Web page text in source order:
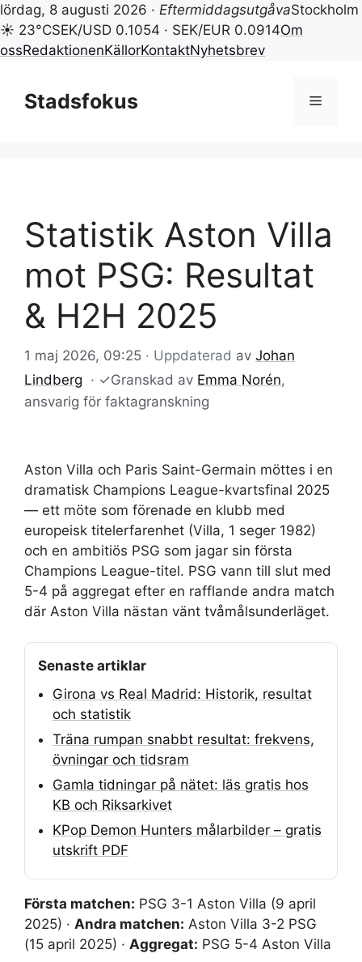
lördag, 8 augusti 2026 · EftermiddagsutgåvaStockholm
☀ 23°CSEK/USD 0.1054 · SEK/EUR 0.0914Om
ossRedaktionenKällorKontaktNyhetsbrev
innehållStadsfokus Meny
Statistik Aston Villa
mot PSG: Resultat
& H2H 2025
1 maj 2026, 09:25 · Uppdaterad av Johan
Lindberg · ✓Granskad av Emma Norén,
ansvarig för faktagranskning
Aston Villa och Paris Saint-Germain möttes i en
dramatisk Champions League-kvartsfinal 2025
— ett möte som förenade en klubb med
europeisk titelerfarenhet (Villa, 1 seger 1982)
och en ambitiös PSG som jagar sin första
Champions League-titel. PSG vann till slut med
5-4 på aggregat efter en rafflande andra match
där Aston Villa nästan vänt tvåmålsunderläget.
Senaste artiklar
Girona vs Real Madrid: Historik, resultat
och statistik
Träna rumpan snabbt resultat: frekvens,
övningar och tidsram
Gamla tidningar på nätet: läs gratis hos
KB och Riksarkivet
KPop Demon Hunters målarbilder – gratis
utskrift PDF
Första matchen: PSG 3-1 Aston Villa (9 april
2025) · Andra matchen: Aston Villa 3-2 PSG
(15 april 2025) · Aggregat: PSG 5-4 Aston Villa